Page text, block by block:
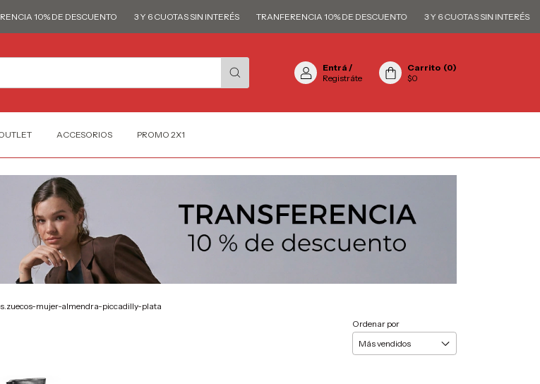
10% DE DESCUENTO 3 Y 6 CUOTAS SIN INTERÉS TRANFERENCIA 10% DE DESCUENTO 3 Y 6 CUOTAS SIN INTERÉS
Entrá /
Registráte
Carrito (0)
$0
ACCESORIOS PROMO 2X1
mujer-almendra-piccadilly-plata
Ordenar por